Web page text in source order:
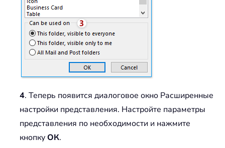
4. Теперь появится диалоговое окно Расширенные
настройки представления. Настройте параметры
представления по необходимости и нажмите
кнопкуОК.